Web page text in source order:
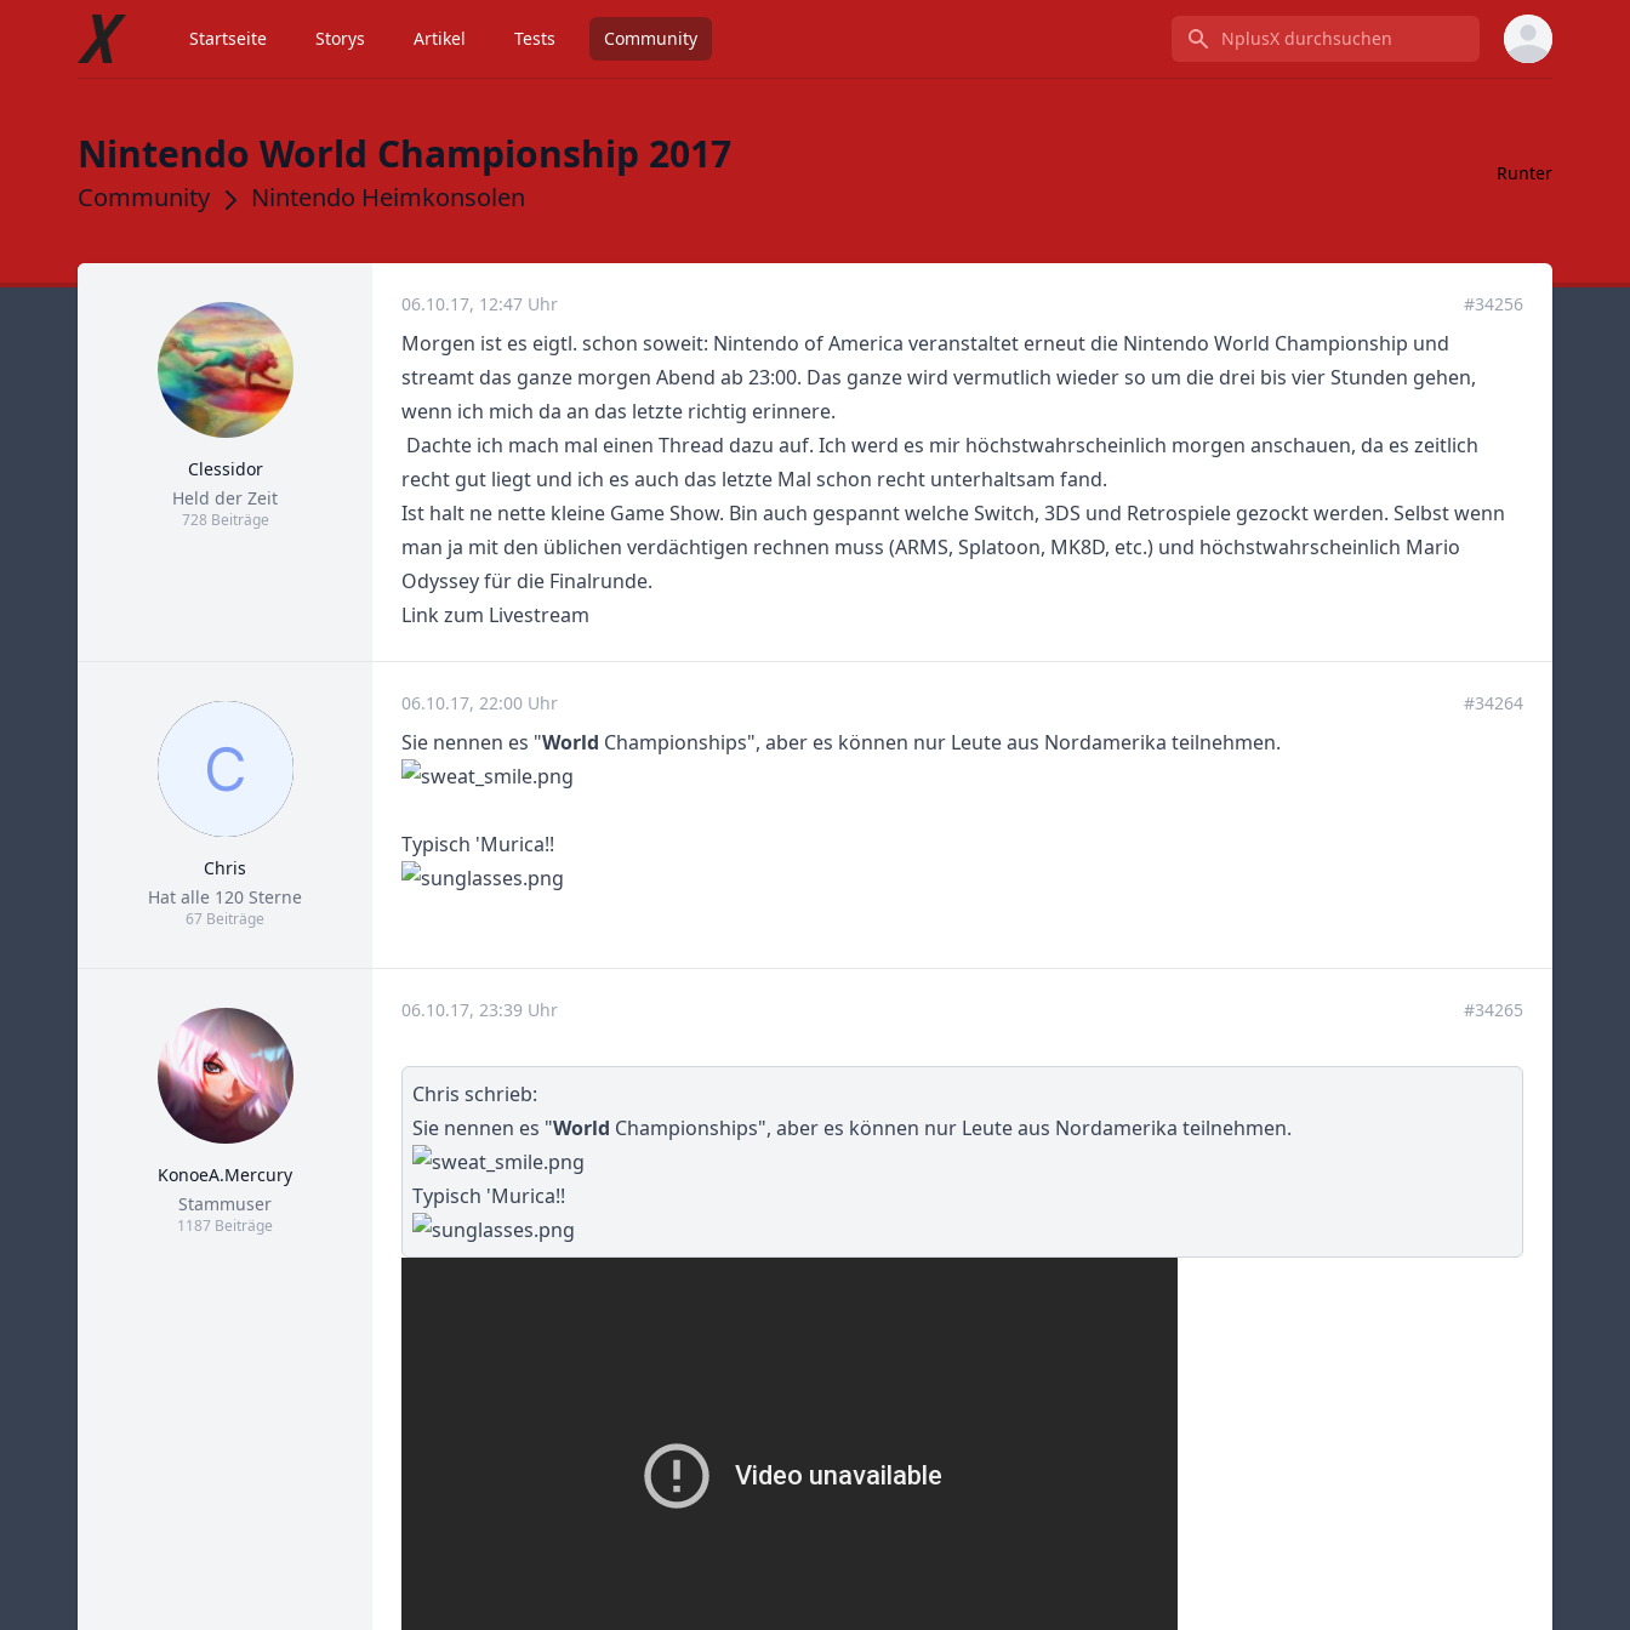
Startseite Storys Artikel Tests Community NplusX durchsuchen
Nintendo World Championship 2017
Community Nintendo Heimkonsolen
Runter
Clessidor
Held der Zeit
728 Beiträge
06.10.17, 12:47 Uhr #34256
Morgen ist es eigtl. schon soweit: Nintendo of America veranstaltet erneut die Nintendo World Championship und
streamt das ganze morgen Abend ab 23:00. Das ganze wird vermutlich wieder so um die drei bis vier Stunden gehen,
wenn ich mich da an das letzte richtig erinnere.
Dachte ich mach mal einen Thread dazu auf. Ich werd es mir höchstwahrscheinlich morgen anschauen, da es zeitlich
recht gut liegt und ich es auch das letzte Mal schon recht unterhaltsam fand.
Ist halt ne nette kleine Game Show. Bin auch gespannt welche Switch, 3DS und Retrospiele gezockt werden. Selbst wenn
man ja mit den üblichen verdächtigen rechnen muss (ARMS, Splatoon, MK8D, etc.) und höchstwahrscheinlich Mario
Odyssey für die Finalrunde.
Link zum Livestream
Chris
TitleHat alle 120 Sterne
67 Beiträge
06.10.17, 22:00 Uhr #34264
Sie nennen es "World Championships", aber es können nur Leute aus Nordamerika teilnehmen.
Typisch 'Murica!!
KonoeA.Mercury
Stammuser
1187 Beiträge
06.10.17, 23:39 Uhr #34265
Chris schrieb:
Sie nennen es "World Championships", aber es können nur Leute aus Nordamerika teilnehmen.
Typisch 'Murica!!